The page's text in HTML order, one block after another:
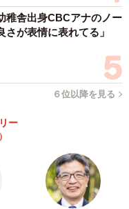
いましたが、その後
無かったです。
来てたので夕飯の買
のなんだので1日中バ
ていませんでした。
のでご飯を買ってき
すが…結局私は何も食
稚舎出身CBCアナのノー
が表情に表れてる」
６位以降を見る
ー